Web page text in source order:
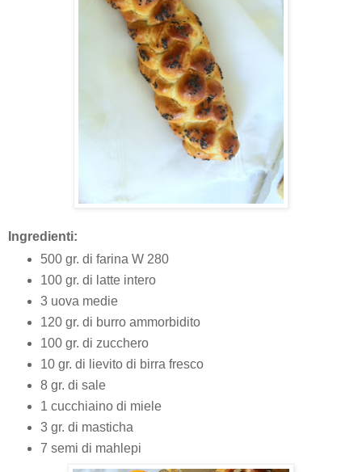
Ingredienti:
500 gr. di farina W 280
100 gr. di latte intero
3 uova medie
120 gr. di burro ammorbidito
100 gr. di zucchero
10 gr. di lievito di birra fresco
8 gr. di sale
1 cucchiaino di miele
3 gr. di masticha
7 semi di mahlepi